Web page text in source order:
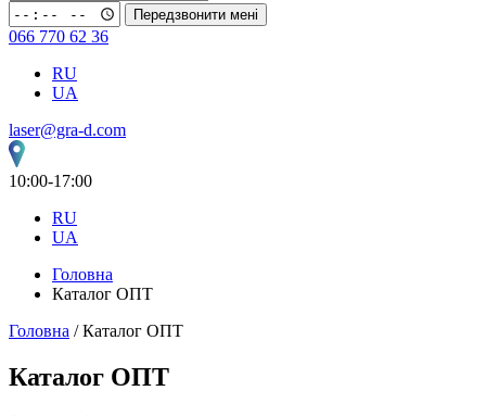
Передзвонити мені
066 770 62 36
RU
UA
laser@gra-d.com
10:00-17:00
RU
UA
Головна
Каталог ОПТ
Головна / Каталог ОПТ
Каталог ОПТ